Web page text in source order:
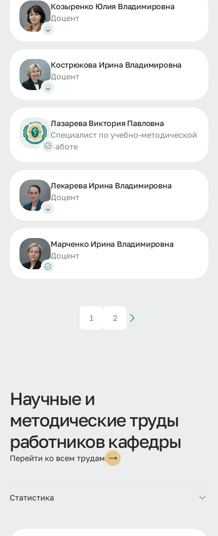
Козыренко Юлия Владимировна
Доцент
Кострюкова Ирина Владимировна
Доцент
Лазарева Виктория Павловна
Специалист по учебно-методической
работе
Лекарева Ирина Владимировна
Доцент
Марченко Ирина Владимировна
Доцент
1 2
Научные и
методические труды
работников кафедры
Перейти ко всем трудам
Статистика